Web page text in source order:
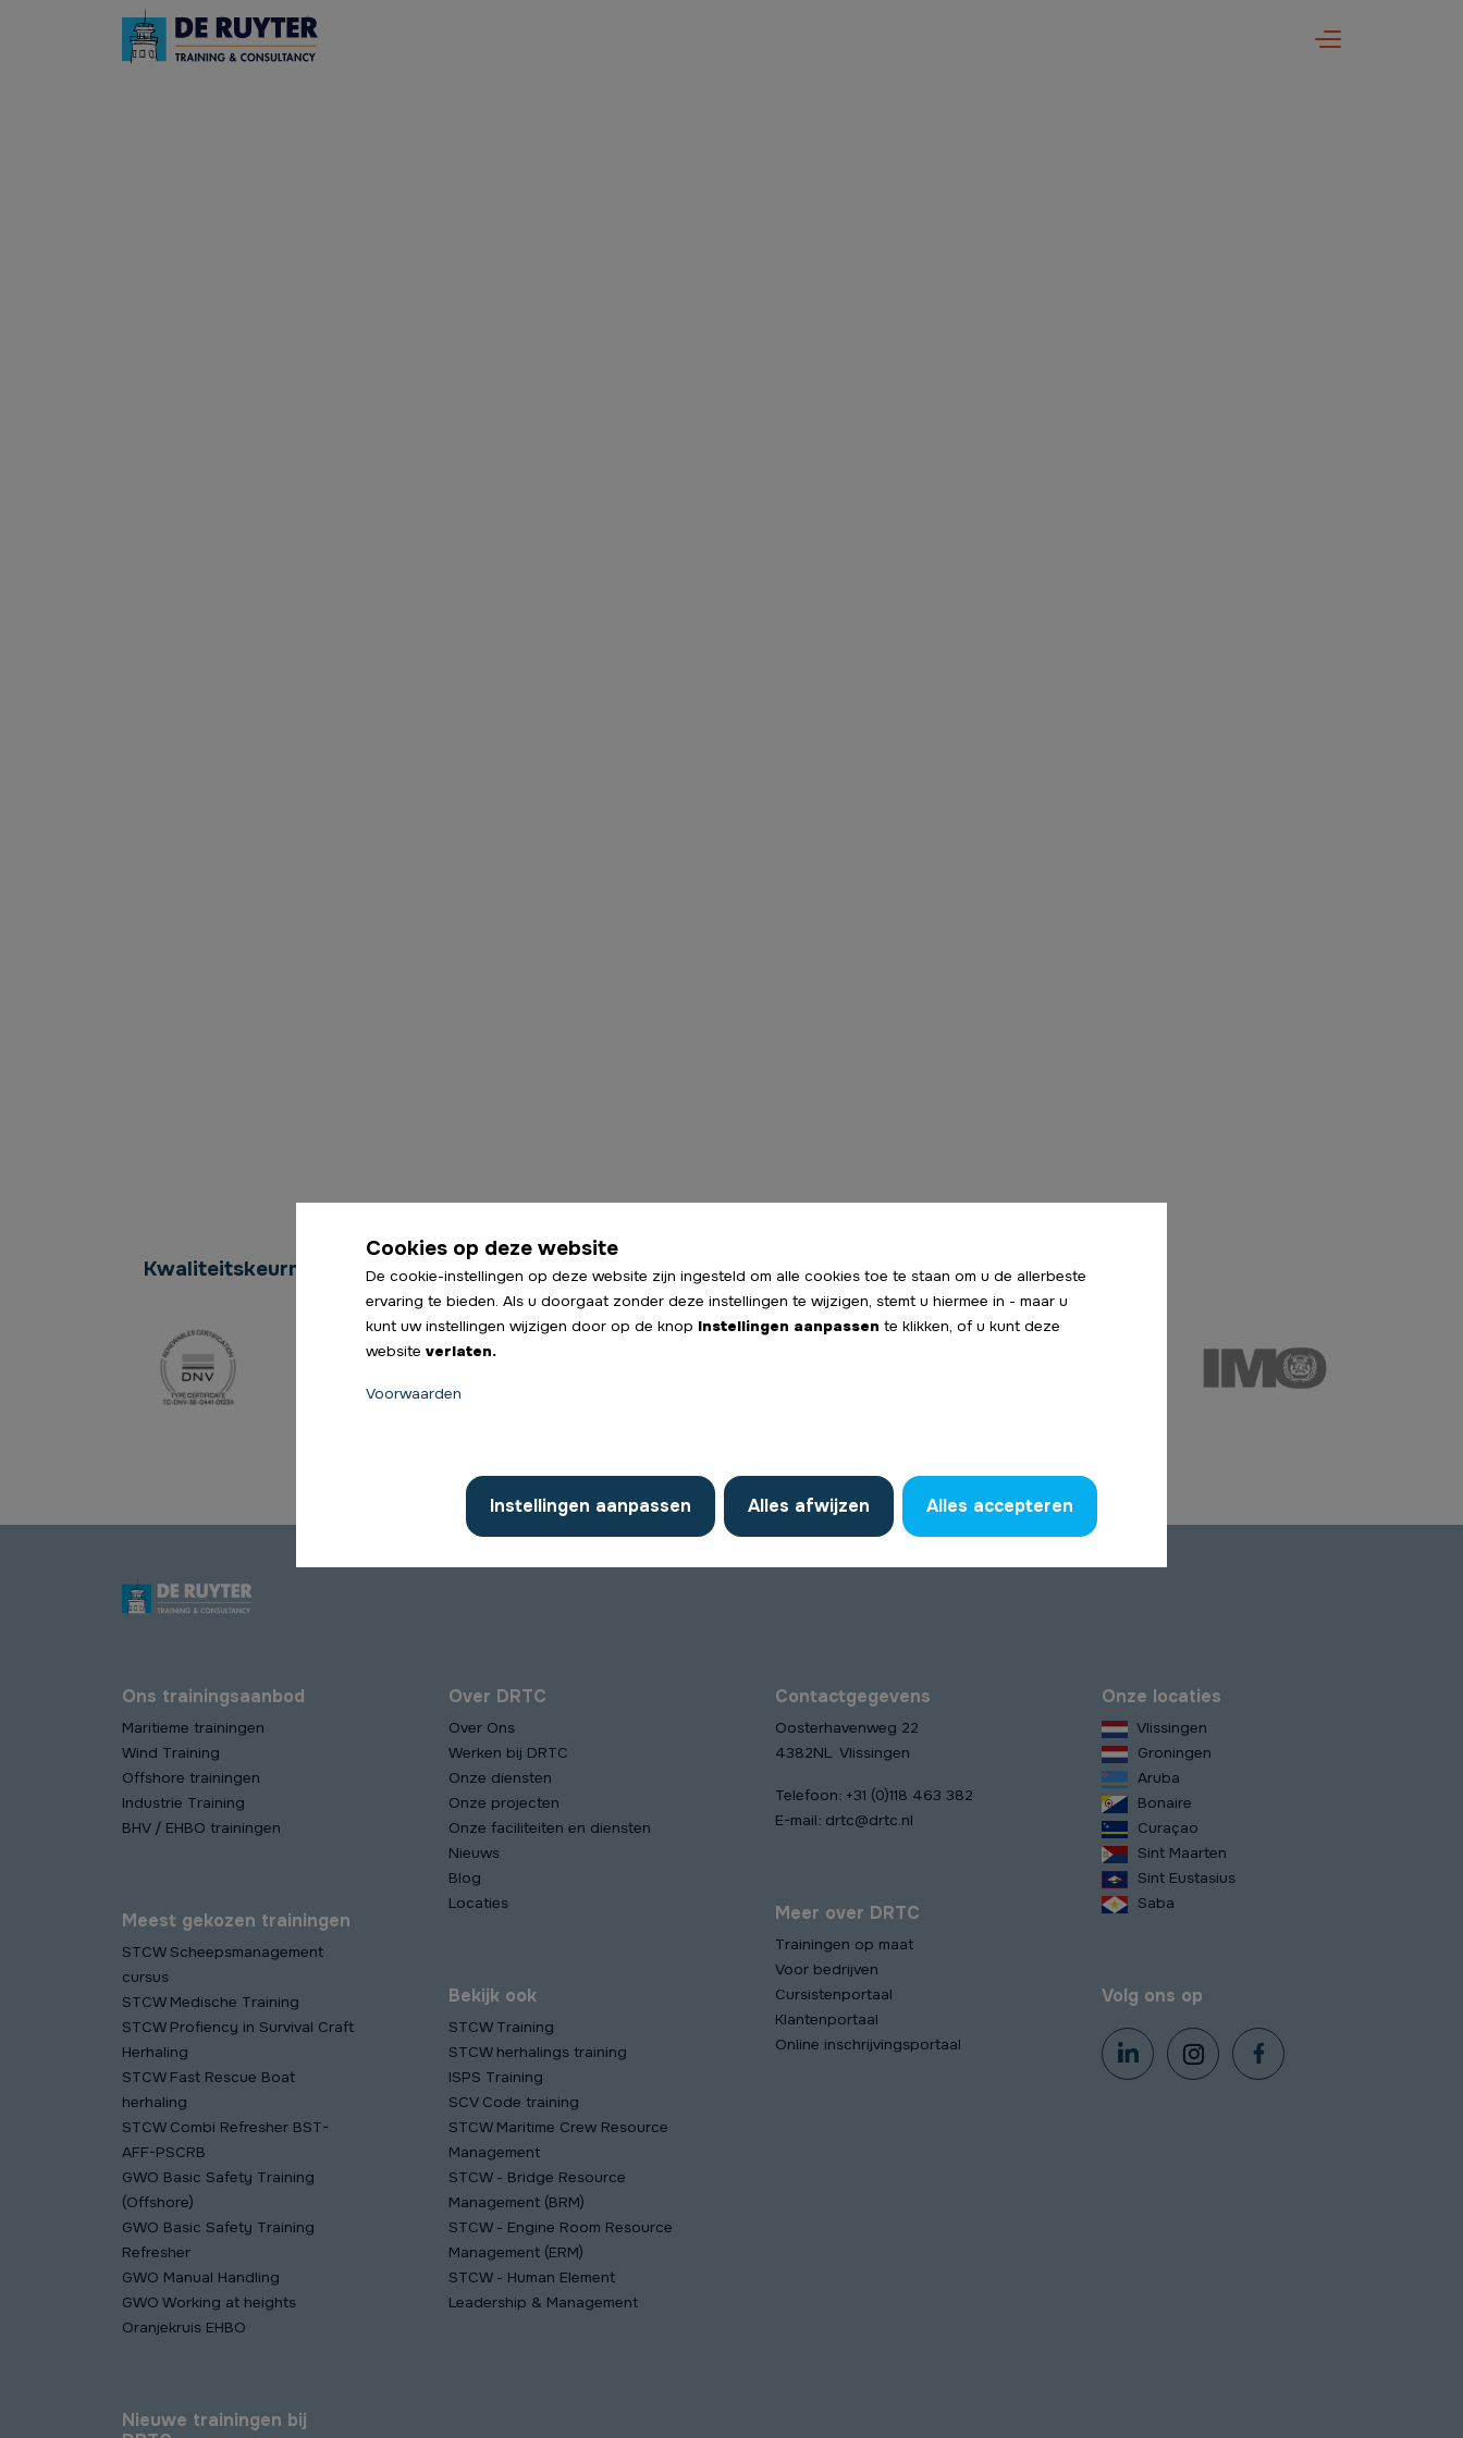
Kwaliteitskeurmerken
Ons trainingsaanbod
Maritieme trainingen
Wind Training
Offshore trainingen
Industrie Training
BHV / EHBO trainingen
Meest gekozen trainingen
STCW Scheepsmanagement
cursus
STCW Medische Training
STCW Profiency in Survival Craft
Herhaling
STCW Fast Rescue Boat
herhaling
STCW Combi Refresher BST-
AFF-PSCRB
GWO Basic Safety Training
(Offshore)
GWO Basic Safety Training
Refresher
GWO Manual Handling
GWO Working at heights
Oranjekruis EHBO
Nieuwe trainingen bij
Over DRTC
Over Ons
Werken bij DRTC
Onze diensten
Onze projecten
Onze faciliteiten en diensten
Nieuws
Blog
Locaties
Bekijk ook
STCW Training
STCW herhalings training
ISPS Training
SCV Code training
STCW Maritime Crew Resource
Management
STCW - Bridge Resource
Management (BRM)
STCW - Engine Room Resource
Management (ERM)
STCW - Human Element
Leadership & Management
Contactgegevens
Oosterhavenweg 22
4382NL Vlissingen
Telefoon: +31 (0)118 463 382
E-mail: drtc@drtc.nl
Meer over DRTC
Trainingen op maat
Voor bedrijven
Cursistenportaal
Klantenportaal
Online inschrijvingsportaal
Onze locaties
Vlissingen
Groningen
Aruba
Bonaire
Curaçao
Sint Maarten
Sint Eustasius
Saba
Volg ons op
Cookies op deze website
De cookie-instellingen op deze website zijn ingesteld om alle cookies toe te staan om u de allerbeste
ervaring te bieden. Als u doorgaat zonder deze instellingen te wijzigen, stemt u hiermee in - maar u
kunt uw instellingen wijzigen door op de knop Instellingen aanpassen te klikken, of u kunt deze
website verlaten.
Voorwaarden
Instellingen aanpassen Alles afwijzen Alles accepteren